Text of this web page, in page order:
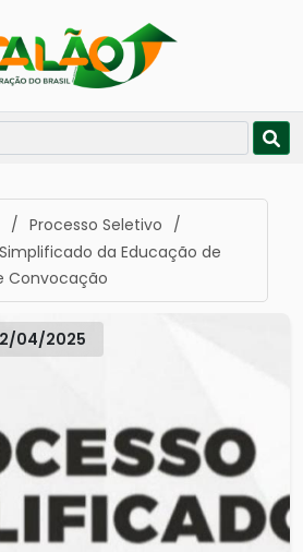
/ Processo Seletivo /
da Educação de
Convocação
04/2025